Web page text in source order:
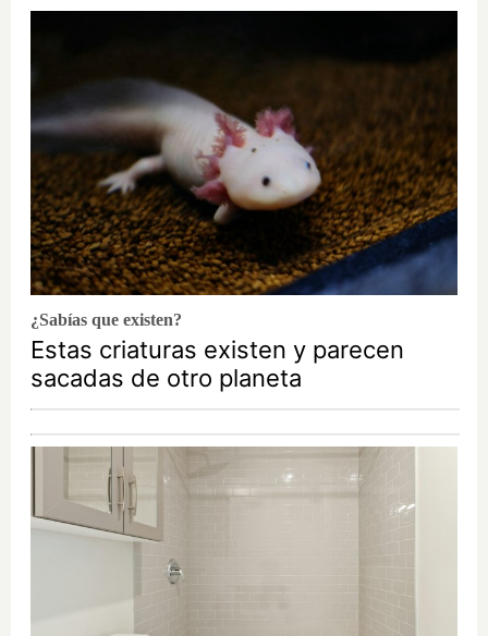
¿Sabías que existen?
Estas criaturas existen y parecen
sacadas de otro planeta